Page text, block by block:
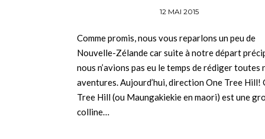
12 MAI 2015
Comme promis, nous vous reparlons un peu de
Nouvelle-Zélande car suite à notre départ
nous n’avions pas eu le temps de rédiger toutes
aventures. Aujourd’hui, direction One Tree Hill!
Tree Hill (ou Maungakiekie en maori) est une
colline…